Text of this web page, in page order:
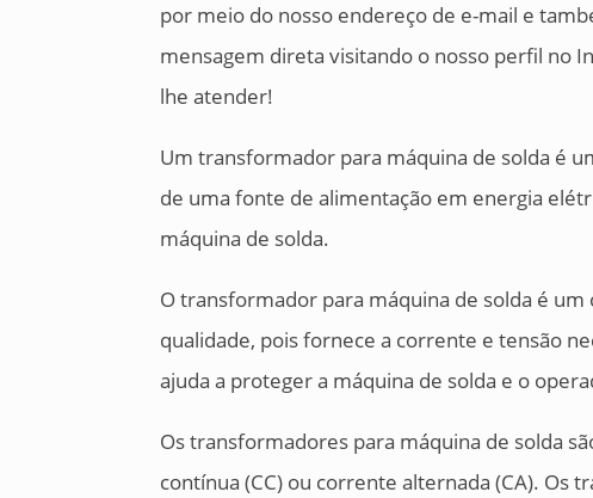
por meio do nosso endereço de e-mail e
mensagem direta visitando o nosso perfil no
lhe atender!
Um transformador para máquina de solda é
de uma fonte de alimentação em energia
máquina de solda.
O transformador para máquina de solda é
qualidade, pois fornece a corrente e tensão
ajuda a proteger a máquina de solda e o
Os transformadores para máquina de solda
contínua (CC) ou corrente alternada (CA). Os